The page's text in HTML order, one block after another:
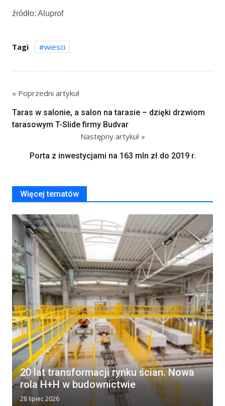
źródło: Aluprof
Tagi wiesci
« Poprzedni artykuł
Taras w salonie, a salon na tarasie – dzięki drzwiom
tarasowym T-Slide firmy Budvar
Następny artykuł »
Porta z inwestycjami na 163 mln zł do 2019 r.
Więcej tematów
20 lat transformacji rynku ścian. Nowa
rola H+H w budownictwie
28 lipiec 2026